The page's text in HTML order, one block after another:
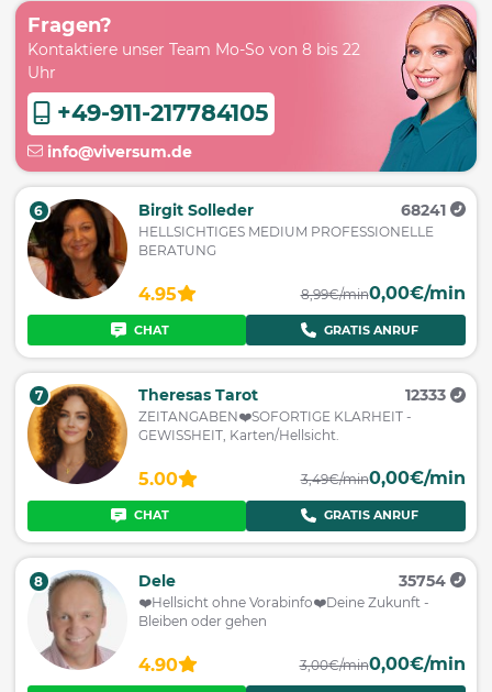
Fragen?
Kontaktiere unser Team Mo-So von 8 bis 22
Uhr
+49-911-217784105
info@viversum.de
6 Birgit Solleder 68241
HELLSICHTIGES MEDIUM PROFESSIONELLE
BERATUNG
4.95 8,99€/min0,00€/min
CHAT GRATIS ANRUF
7 Theresas Tarot 12333
ZEITANGABEN❤️SOFORTIGE KLARHEIT -
GEWISSHEIT, Karten/Hellsicht.
5.00 3,49€/min0,00€/min
CHAT GRATIS ANRUF
8 Dele 35754
❤️️Hellsicht ohne Vorabinfo❤️️Deine Zukunft -
Bleiben oder gehen
4.90 3,00€/min0,00€/min